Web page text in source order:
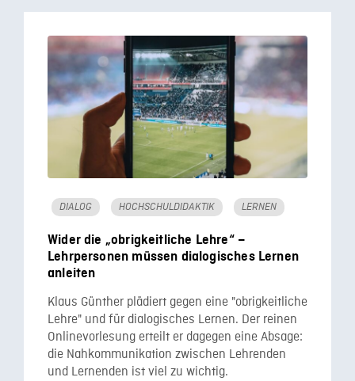
DIALOG HOCHSCHULDIDAKTIK LERNEN
Wider die „obrigkeitliche Lehre“ –
Lehrpersonen müssen dialogisches Lernen
anleiten
Klaus Günther plädiert gegen eine "obrigkeitliche
Lehre" und für dialogisches Lernen. Der reinen
Onlinevorlesung erteilt er dagegen eine Absage:
die Nahkommunikation zwischen Lehrenden
und Lernenden ist viel zu wichtig.